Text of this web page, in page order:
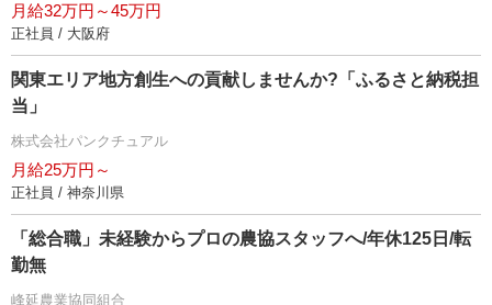
月給32万円～45万円
正社員 / 大阪府
関東エリア地方創生への貢献しませんか?「ふるさと納税担
当」
株式会社パンクチュアル
月給25万円～
正社員 / 神奈川県
「総合職」未経験からプロの農協スタッフへ/年休125日/転
勤無
峰延農業協同組合